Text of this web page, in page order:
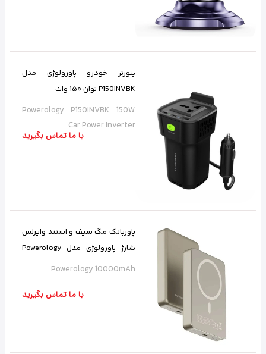
ینورتر خودرو پاورولوژی مدل
P150INVBK توان ۱۵۰ وات
Powerology P150INVBK 150W
Car Power Inverter
با ما تماس بگیرید
پاوربانک مگ سیف و استند وایرلس
شارژ پاورولوژی مدل Powerology
10000mAh
Powerology 10000mAh
با ما تماس بگیرید